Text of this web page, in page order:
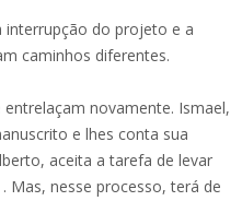
interrupção do projeto e a
caminhos diferentes.
novamente. Ismael,
e lhes conta sua
aceita a tarefa de levar
Mas, nesse processo, terá de